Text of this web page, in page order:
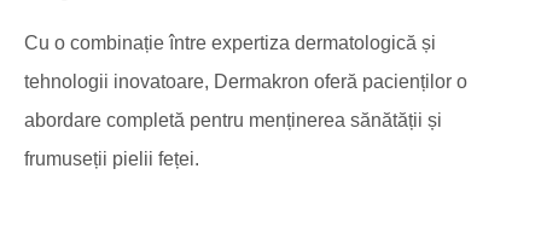
Cu o combinație între expertiza dermatologică și
tehnologii inovatoare, Dermakron oferă pacienților o
abordare completă pentru menținerea sănătății și
frumuseții pielii feței.